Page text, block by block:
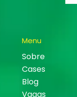
Menu
Sobre
Cases
Blog
Vagas